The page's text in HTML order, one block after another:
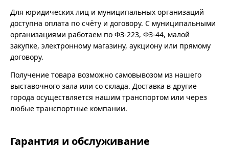
Для юридических лиц и муниципальных организаций
доступна оплата по счёту и договору. С муниципальными
организациями работаем по ФЗ-223, ФЗ-44, малой
закупке, электронному магазину, аукциону или прямому
договору.
Получение товара возможно самовывозом из нашего
выставочного зала или со склада. Доставка в другие
города осуществляется нашим транспортом или через
любые транспортные компании.
Гарантия и обслуживание